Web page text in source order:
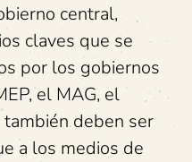
central,
claves que se
por los gobiernos
el MAG, el
también deben ser
a los medios de